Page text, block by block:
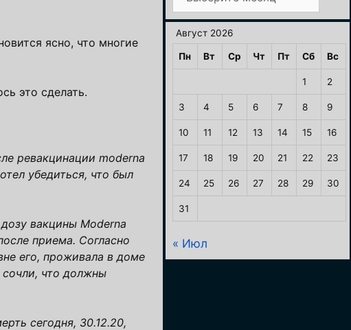
ясно, что многие
это сделать.
ревакцинации moderna
убедиться, что был
вакцины Moderna
приема. Согласно
его, проживала в доме
что должны
сегодня, 30.12.20,
Август 2026
Пн Вт Ср Чт Пт Сб Вс
1 2
3 4 5 6 7 8 9
10 11 12 13 14 15 16
17 18 19 20 21 22 23
24 25 26 27 28 29 30
31
« Июл